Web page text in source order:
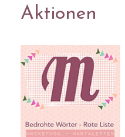
Aktionen